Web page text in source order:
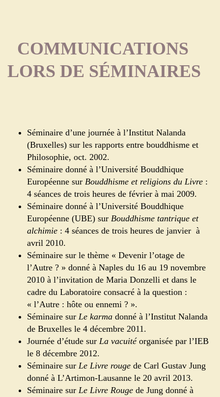
COMMUNICATIONS
LORS DE SÉMINAIRES
Séminaire d’une journée à l’Institut Nalanda
(Bruxelles) sur les rapports entre bouddhisme et
Philosophie, oct. 2002.
Séminaire donné à l’Université Bouddhique
Européenne sur Bouddhisme et religions du Livre :
4 séances de trois heures de février à mai 2009.
Séminaire donné à l’Université Bouddhique
Européenne (UBE) sur Bouddhisme tantrique et
alchimie : 4 séances de trois heures de janvier à
avril 2010.
Séminaire sur le thème « Devenir l’otage de
l’Autre ? » donné à Naples du 16 au 19 novembre
2010 à l’invitation de Maria Donzelli et dans le
cadre du Laboratoire consacré à la question :
« l’Autre : hôte ou ennemi ? ».
Séminaire sur Le karma donné à l’Institut Nalanda
de Bruxelles le 4 décembre 2011.
Journée d’étude sur La vacuitéorganisée par l’IEB
le 8 décembre 2012.
Séminaire sur Le Livre rouge de Carl Gustav Jung
donné à L’Artimon-Lausanne le 20 avril 2013.
Séminaire sur Le Livre Rouge de Jung donné à